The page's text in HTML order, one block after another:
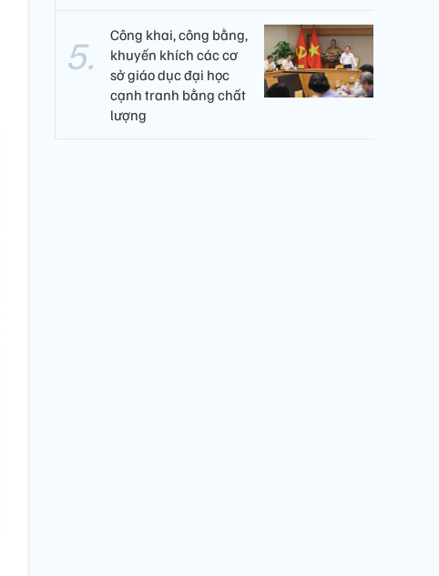
Công khai, công bằng,
khuyến khích các cơ
sở giáo dục đại học
cạnh tranh bằng chất
lượng​